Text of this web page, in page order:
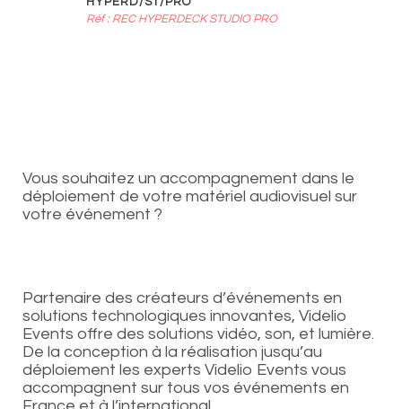
Réf : REC HYPERDECK STUDIO PRO
Vous souhaitez un accompagnement dans le
déploiement de votre matériel audiovisuel sur
votre événement ?
Partenaire des créateurs d’événements en
solutions technologiques innovantes, Videlio
Events offre des solutions vidéo, son, et lumière.
De la conception à la réalisation jusqu’au
déploiement les experts Videlio Events vous
accompagnent sur tous vos événements en